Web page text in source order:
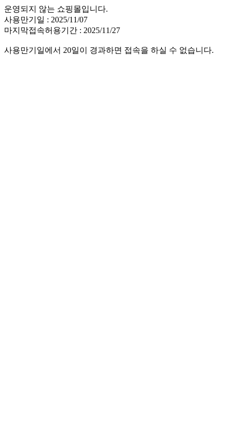
운영되지 않는 쇼핑몰입니다.
사용만기일 : 2025/11/07
마지막접속허용기간 : 2025/11/27
사용만기일에서 20일이 경과하면 접속을 하실 수 없습니다.